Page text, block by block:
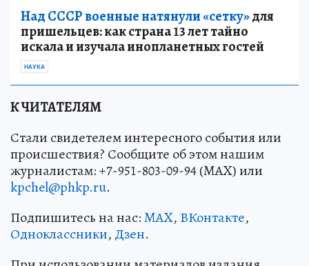
Над СССР военные натянули «сетку»для
пришельцев: как страна 13 лет тайно
искала и изучала инопланетных гостей
НАУКА
К ЧИТАТЕЛЯМ
Стали свидетелем интересного события или
происшествия? Сообщите об этом нашим
журналистам: +7-951-803-09-94 (MAX) или
kpchel@phkp.ru.
Подпишитесь на нас:MAX, ВКонтакте,
Одноклассники, Дзен.